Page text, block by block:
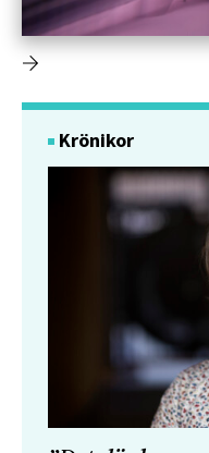
Krönikor